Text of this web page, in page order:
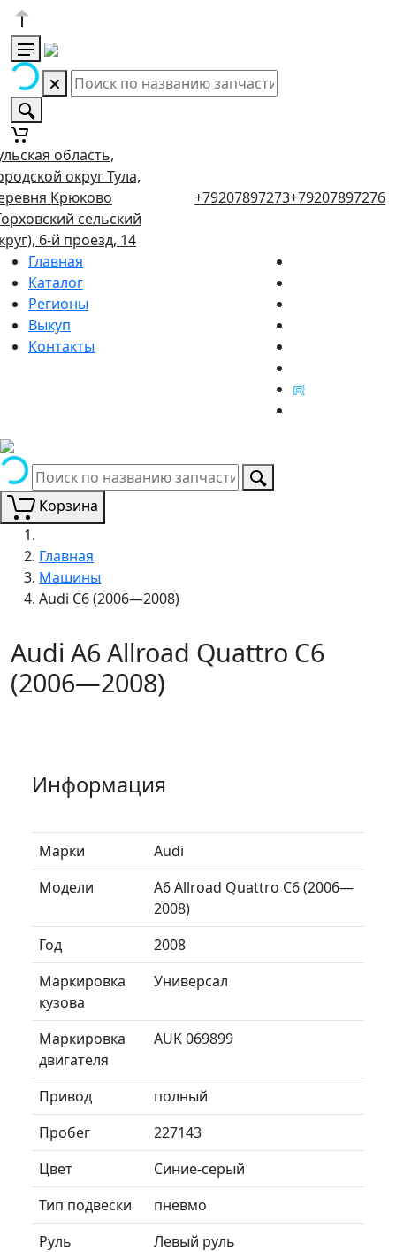
область,
округ Тула,
Крюково
сельский
6-й проезд, 14
+79207897273+79207897276
Главная
Каталог
Регионы
Выкуп
Контакты
Корзина
Главная
Машины
Audi C6 (2006—2008)
Audi A6 Allroad Quattro C6
(2006—2008)
Информация
Марки
Audi
Модели
A6 Allroad Quattro C6 (2006—
2008)
Год
2008
Маркировка
кузова
Универсал
Маркировка
двигателя
AUK 069899
Привод
полный
Пробег
227143
Цвет
Синие-серый
Тип подвески
пневмо
Руль
Левый руль